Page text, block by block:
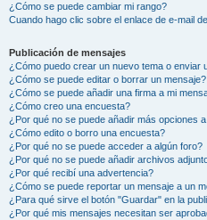
¿Cómo se puede cambiar mi rango?
Cuando hago clic sobre el enlace de e-mail
Publicación de mensajes
¿Cómo puedo crear un nuevo tema o enviar
¿Cómo se puede editar o borrar un mensaje?
¿Cómo se puede añadir una firma a mi
¿Cómo creo una encuesta?
¿Por qué no se puede añadir más opciones
¿Cómo edito o borro una encuesta?
¿Por qué no se puede acceder a algún foro?
¿Por qué no se puede añadir archivos
¿Por qué recibí una advertencia?
¿Cómo se puede reportar un mensaje a un
¿Para qué sirve el botón "Guardar" en la
¿Por qué mis mensajes necesitan ser